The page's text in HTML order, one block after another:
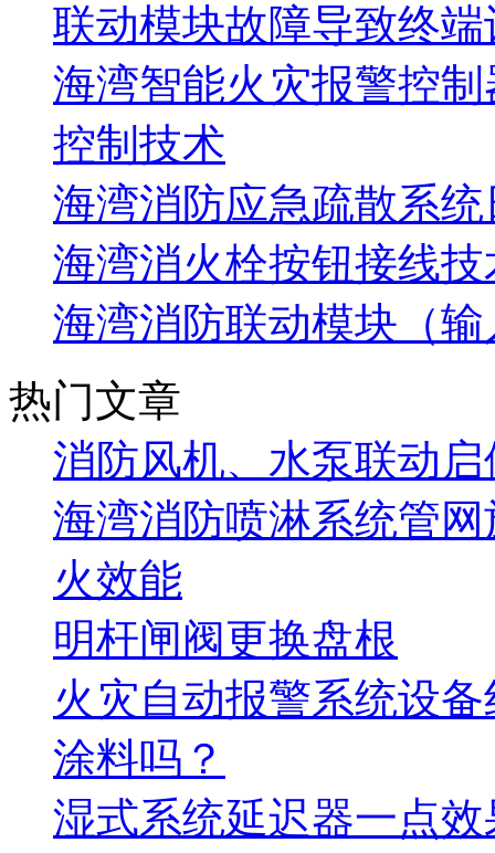
联动模块故障导致终
海湾智能火灾报警控
控制技术
海湾消防应急疏散系
海湾消火栓按钮接线
海湾消防联动模块（
热门文章
消防风机、水泵联动
海湾消防喷淋系统管
火效能
明杆闸阀更换盘根
火灾自动报警系统设
涂料吗？
湿式系统延迟器一点